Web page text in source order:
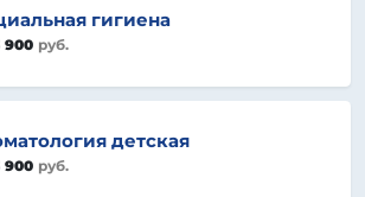
гигиена
900 руб.
детская
900 руб.